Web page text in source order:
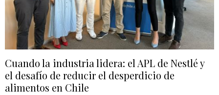
Cuando la industria lidera: el APL de Nestlé y
el desafío de reducir el desperdicio de
alimentos en Chile